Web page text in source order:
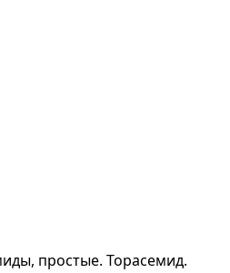
простые. Торасемид.